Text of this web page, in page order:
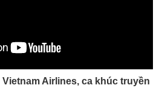
Airlines, ca khúc truyền